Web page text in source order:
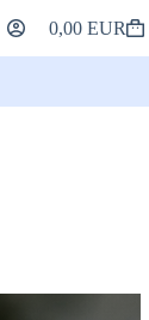
Кошница
за
0,00 EUR